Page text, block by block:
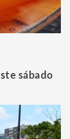
sábado